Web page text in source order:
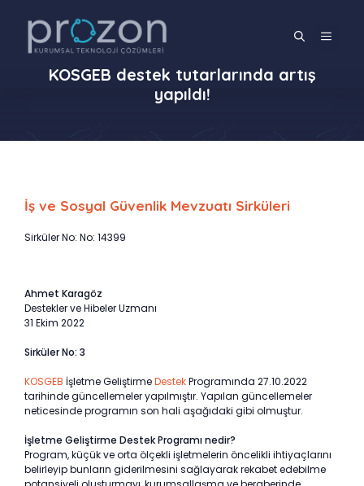
MENÜ
KOSGEB destek tutarlarında artış
yapıldı!
İş ve Sosyal Güvenlik Mevzuatı Sirküleri
Sirküler No: No: 14399
Ahmet Karagöz
Destekler ve Hibeler Uzmanı
31 Ekim 2022
Sirküler No: 3
KOSGEB İşletme GeliştirmeDestekProgramında 27.10.2022
tarihinde güncellemeler yapılmıştır. Yapılan güncellemeler
neticesinde programın son hali aşağıdaki gibi olmuştur.
İşletme Geliştirme Destek Programı nedir?
Program, küçük ve orta ölçekli işletmelerin öncelikli ihtiyaçlarını
belirleyip bunların giderilmesini sağlayarak rekabet edebilme